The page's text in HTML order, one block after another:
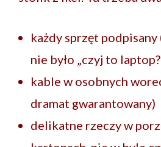
każdy sprzęt
nie było „czyj to
kable w osobnych
dramat gwarantowany)
delikatne rzeczy w